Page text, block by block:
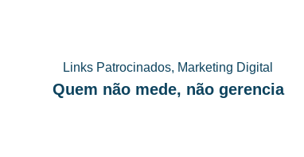
Links Patrocinados, Marketing Digital
Quem não mede, não gerencia